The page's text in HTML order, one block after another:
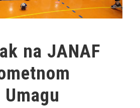
na JANAF